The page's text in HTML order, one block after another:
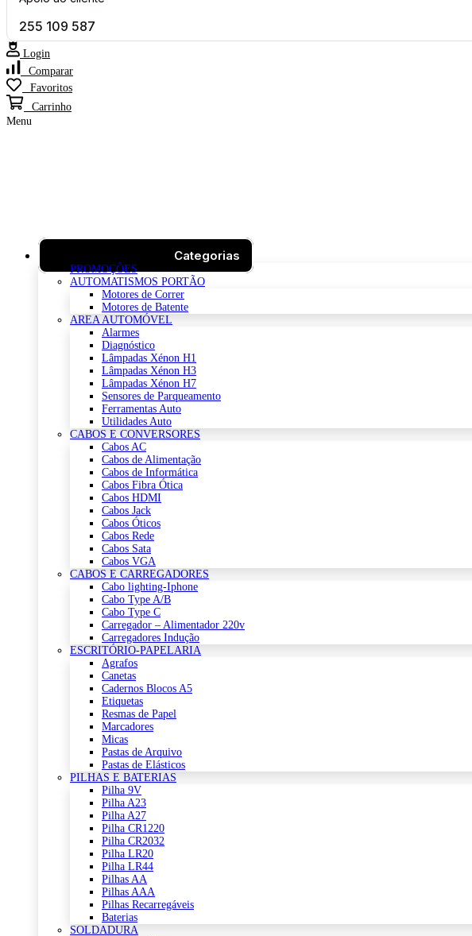
255 109 587
Login
Comparar
Favoritos
Carrinho
Menu
Categorias
PROMOÇÕES
AUTOMATISMOS PORTÃO
Motores de Correr
Motores de Batente
AREA AUTOMÓVEL
Alarmes
Diagnóstico
Lâmpadas Xénon H1
Lâmpadas Xénon H3
Lâmpadas Xénon H7
Sensores de Parqueamento
Ferramentas Auto
Utilidades Auto
CABOS E CONVERSORES
Cabos AC
Cabos de Alimentação
Cabos de Informática
Cabos Fibra Ótica
Cabos HDMI
Cabos Jack
Cabos Óticos
Cabos Rede
Cabos Sata
Cabos VGA
CABOS E CARREGADORES
Cabo lighting-Iphone
Cabo Type A/B
Cabo Type C
Carregador – Alimentador 220v
Carregadores Indução
ESCRITÓRIO-PAPELARIA
Agrafos
Canetas
Cadernos Blocos A5
Etiquetas
Resmas de Papel
Marcadores
Micas
Pastas de Arquivo
Pastas de Elásticos
PILHAS E BATERIAS
Pilha 9V
Pilha A23
Pilha A27
Pilha CR1220
Pilha CR2032
Pilha LR20
Pilha LR44
Pilhas AA
Pilhas AAA
Pilhas Recarregáveis
Baterias
SOLDADURA